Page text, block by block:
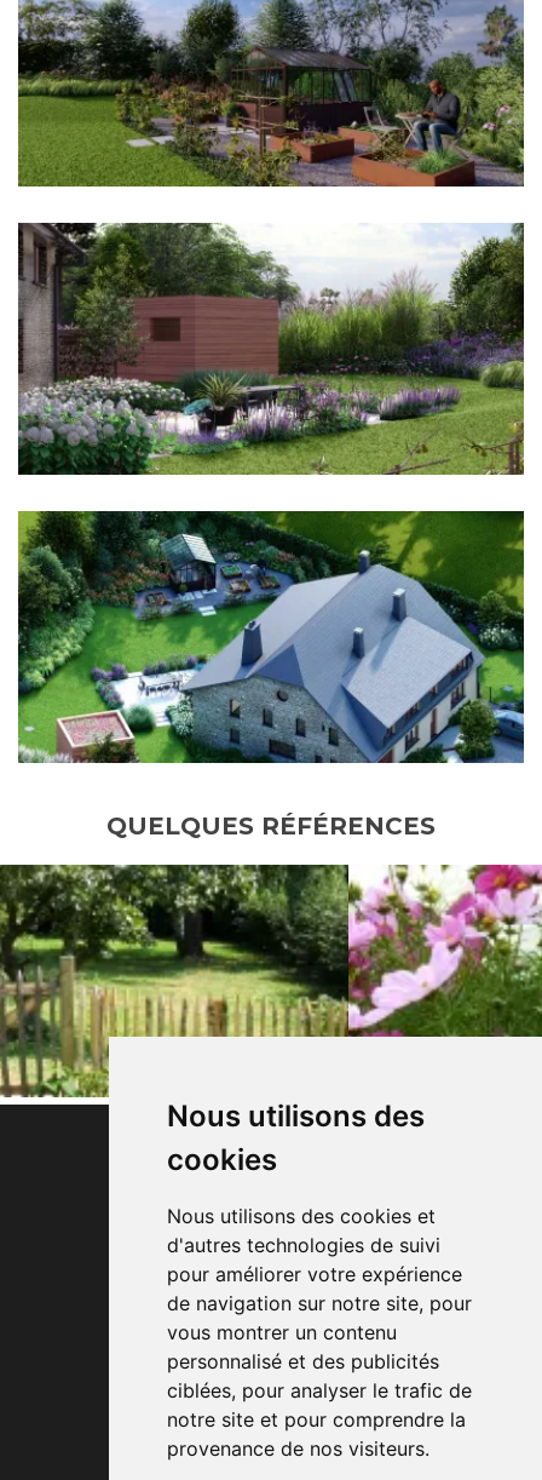
Nous utilisons des
cookies
Nous utilisons des cookies et
d'autres technologies de suivi
pour améliorer votre expérience
de navigation sur notre site, pour
vous montrer un contenu
personnalisé et des publicités
ciblées, pour analyser le trafic de
notre site et pour comprendre la
provenance de nos visiteurs.
QUELQUES RÉFÉRENCES
Le Monti Djauquet, 1
6840 Respelt (Neufchâteau)
Tél: +32 (0)61 32 00 16
Envoyer un email
All rights reserved © Alexandre